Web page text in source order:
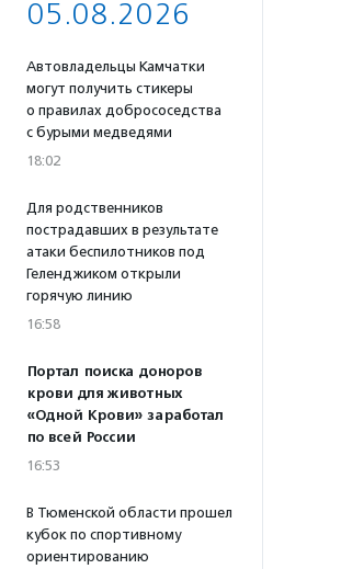
05.08.2026
Автовладельцы Камчатки
могут получить стикеры
о правилах добрососедства
с бурыми медведями
18:02
Для родственников
пострадавших в результате
атаки беспилотников под
Геленджиком открыли
горячую линию
16:58
Портал поиска доноров
крови для животных
«Одной Крови» заработал
по всей России
16:53
В Тюменской области прошел
кубок по спортивному
ориентированию